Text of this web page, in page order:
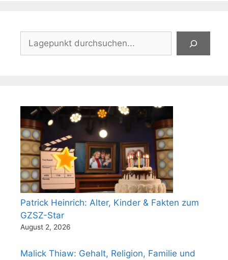
Suchen
Patrick Heinrich: Alter, Kinder & Fakten zum
GZSZ-Star
August 2, 2026
Malick Thiaw: Gehalt, Religion, Familie und